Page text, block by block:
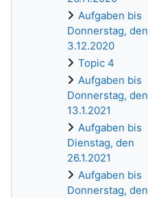
Aufgaben bis
Donnerstag, den
3.12.2020
Topic 4
Aufgaben bis
Donnerstag, den
13.1.2021
Aufgaben bis
Dienstag, den
26.1.2021
Aufgaben bis
Donnerstag, den